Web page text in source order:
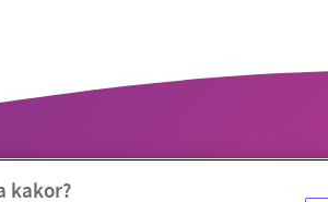
kakor?